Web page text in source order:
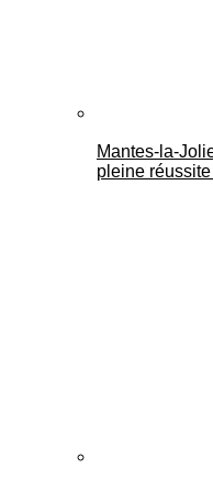
Mantes-la-
pleine